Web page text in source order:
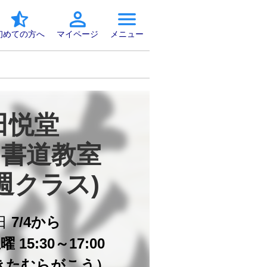
めての方へ マイページ メニュー
悦堂
道教室
クラス)
7/4から
15:30～17:00